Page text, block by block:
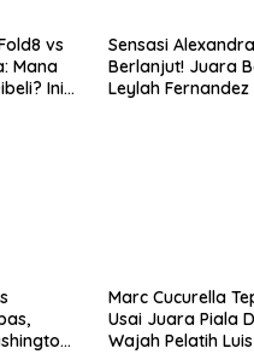
vs
Mana
Ini
Sensasi
Berlanjut! Juara
Leylah
Marc Cucurella
Usai Juara Piala
Wajah Pelatih